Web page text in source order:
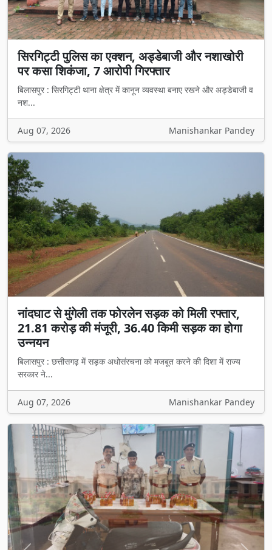
सिरगिट्टी पुलिस का एक्शन, अड्डेबाजी और नशाखोरी
पर कसा शिकंजा, 7 आरोपी गिरफ्तार
बिलासपुर : सिरगिट्टी थाना क्षेत्र में कानून व्यवस्था बनाए रखने और अड्डेबाजी व
नश...
Aug 07, 2026 Manishankar Pandey
नांदघाट से मुंगेली तक फोरलेन सड़क को मिली रफ्तार,
21.81 करोड़ की मंजूरी, 36.40 किमी सड़क का होगा
उन्नयन
बिलासपुर : छत्तीसगढ़ में सड़क अधोसंरचना को मजबूत करने की दिशा में राज्य
सरकार ने...
Aug 07, 2026 Manishankar Pandey